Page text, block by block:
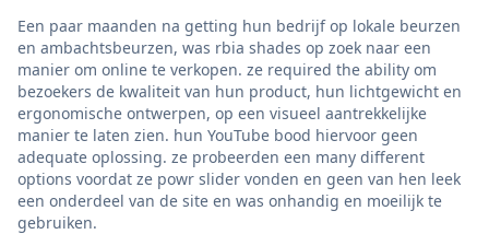
Een paar maanden na getting hun bedrijf op lokale beurzen
en ambachtsbeurzen, was rbia shades op zoek naar een
manier om online te verkopen. ze required the ability om
bezoekers de kwaliteit van hun product, hun lichtgewicht en
ergonomische ontwerpen, op een visueel aantrekkelijke
manier te laten zien. hun YouTube bood hiervoor geen
adequate oplossing. ze probeerden een many different
options voordat ze powr slider vonden en geen van hen leek
een onderdeel van de site en was onhandig en moeilijk te
gebruiken.